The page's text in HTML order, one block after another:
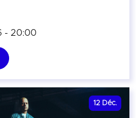
- 20:00
12 Déc.